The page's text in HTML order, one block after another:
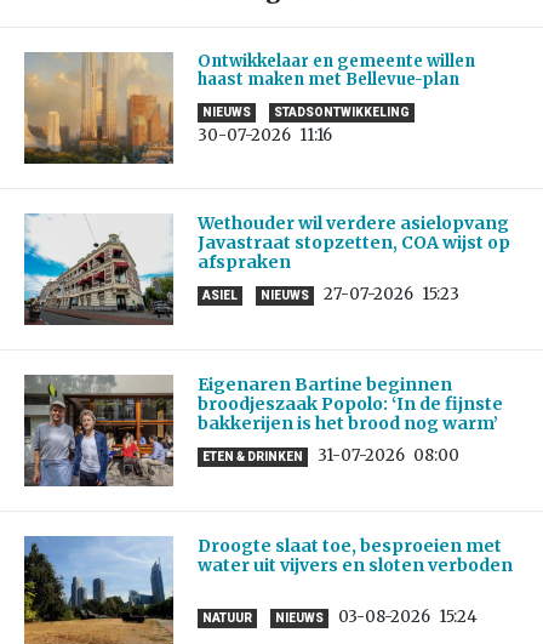
Ontwikkelaar en gemeente willen
haast maken met Bellevue-plan
NIEUWS STADSONTWIKKELING
30-07-2026 11:16
Wethouder wil verdere asielopvang
Javastraat stopzetten, COA wijst op
afspraken
ASIEL NIEUWS 27-07-2026 15:23
Eigenaren Bartine beginnen
broodjeszaak Popolo: ‘In de fijnste
bakkerijen is het brood nog warm’
ETEN & DRINKEN 31-07-2026 08:00
Droogte slaat toe, besproeien met
water uit vijvers en sloten verboden
NATUUR NIEUWS 03-08-2026 15:24